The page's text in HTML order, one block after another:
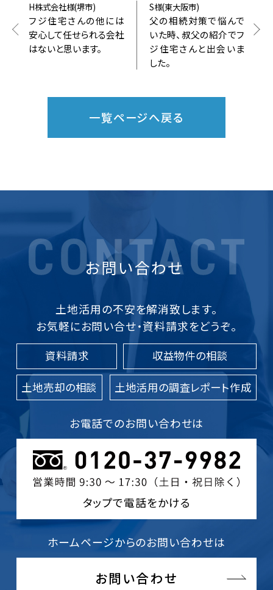
H株式会社様(堺市)
フジ住宅さんの他には
安心して任せられる会社
はないと思います。
S様(東大阪市)
父の相続対策で悩んで
いた時、叔父の紹介でフ
ジ住宅さんと出会いま
した。
一覧ページへ戻る
土地活用の不安を解消致します。
お気軽にお問い合せ・資料請求をどうぞ。
資料請求 収益物件の相談
土地売却の相談 土地活用の調査レポート作成
お電話でのお問い合わせは
タップで電話をかける
ホームページからのお問い合わせは
お問い合わせ